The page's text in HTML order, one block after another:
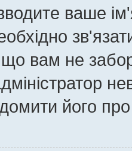
ваше
що вам не
його